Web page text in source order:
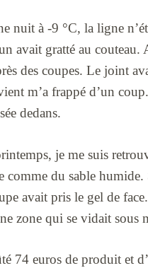
nuit à -9 °C, la ligne
avait gratté au
des coupes. Le joint
m’a frappé d’un
dedans.
je me suis
comme du sable
avait pris le gel de
zone qui se vidait sous
74 euros de produit et